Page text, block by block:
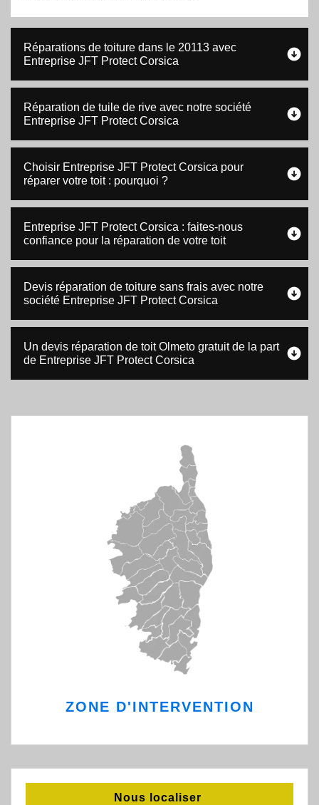
Réparations de toiture dans le 20113 avec
Entreprise JFT Protect Corsica
Réparation de tuile de rive avec notre société
Entreprise JFT Protect Corsica
Choisir Entreprise JFT Protect Corsica pour
réparer votre toit : pourquoi ?
Entreprise JFT Protect Corsica : faites-nous
confiance pour la réparation de votre toit
Devis réparation de toiture sans frais avec notre
société Entreprise JFT Protect Corsica
Un devis réparation de toit Olmeto gratuit de la part
de Entreprise JFT Protect Corsica
ZONE D'INTERVENTION
Nous localiser